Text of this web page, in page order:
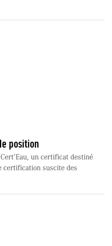
position
un certificat destiné
certification suscite des